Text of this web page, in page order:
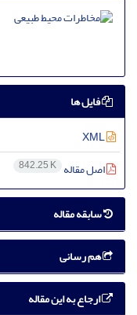
فایل ها
اصل مقاله 842.25 K
سابقه مقاله
هم رسانی
ارجاع به این مقاله